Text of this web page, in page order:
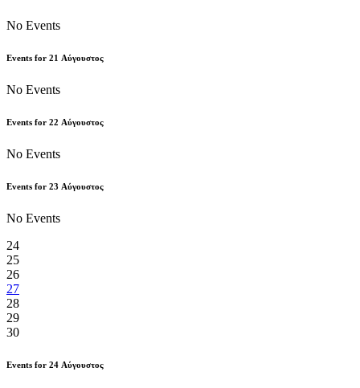
No Events
Events for 21 Αύγουστος
No Events
Events for 22 Αύγουστος
No Events
Events for 23 Αύγουστος
No Events
24
25
26
27
28
29
30
Events for 24 Αύγουστος